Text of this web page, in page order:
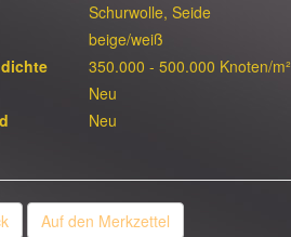
Schurwolle, Seide
beige/weiß
350.000 - 500.000 Knoten/m²
Neu
Neu
Auf den Merkzettel